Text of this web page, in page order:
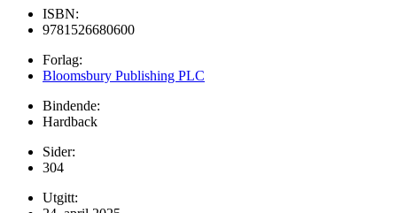
ISBN:
9781526680600
Forlag:
Bloomsbury Publishing PLC
Bindende:
Hardback
Sider:
304
Utgitt: